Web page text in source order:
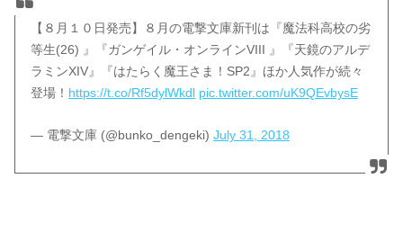
【８月１０日発売】８月の電撃文庫新刊は『魔法科高校の劣
等生(26) 』『ガンゲイル・オンラインVIII 』『天鏡のアルデ
ラミンXIV』『はたらく魔王さま！SP2』ほか人気作が続々
登場！ https://t.co/Rf5dylWkdl pic.twitter.com/uK9QEvbysE
— 電撃文庫 (@bunko_dengeki)July 31, 2018